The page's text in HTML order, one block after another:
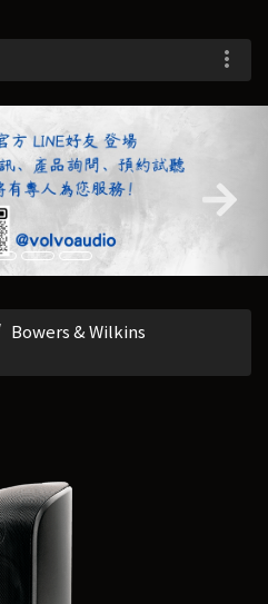
Bowers & Wilkins